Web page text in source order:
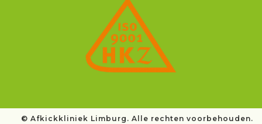
© Afkickkliniek Limburg. Alle rechten voorbehouden.